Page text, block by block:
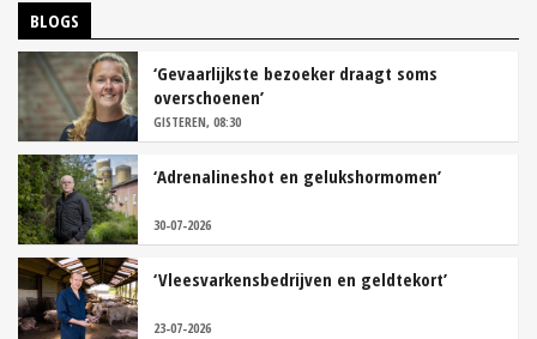
BLOGS
‘Gevaarlijkste bezoeker draagt soms
overschoenen’
GISTEREN, 08:30
‘Adrenalineshot en gelukshormomen’
30-07-2026
‘Vleesvarkensbedrijven en geldtekort’
23-07-2026